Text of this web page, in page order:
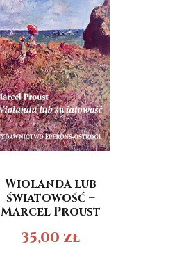
Wiolanda lub
światowość –
Marcel Proust
35,00 zł